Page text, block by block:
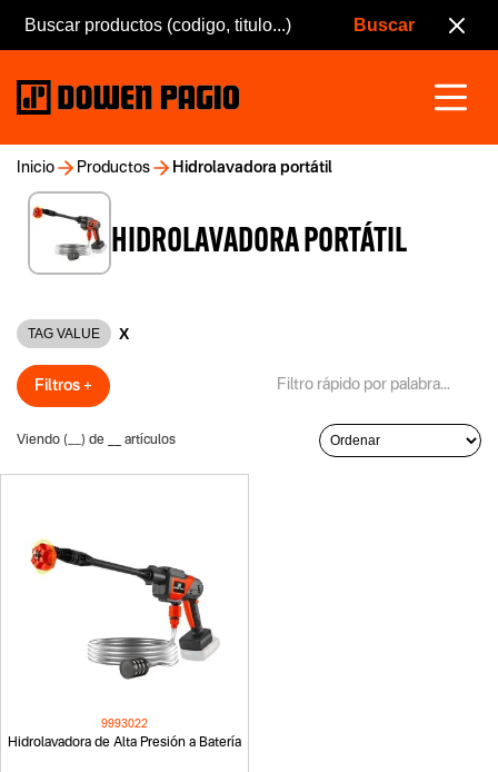
Inicio Productos Hidrolavadora portátil
HIDROLAVADORA PORTÁTIL
TAG VALUE X
Filtros +
Viendo ( ) de artículos
Hidrolavadora de Alta Presión a Batería
9993022